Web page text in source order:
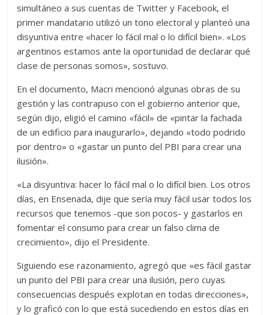
simultáneo a sus cuentas de Twitter y Facebook, el
primer mandatario utilizó un tono electoral y planteó una
disyuntiva entre «hacer lo fácil mal o lo difícil bien». «Los
argentinos estamos ante la oportunidad de declarar qué
clase de personas somos», sostuvo.
En el documento, Macri mencionó algunas obras de su
gestión y las contrapuso con el gobierno anterior que,
según dijo, eligió el camino «fácil» de «pintar la fachada
de un edificio para inaugurarlo», dejando «todo podrido
por dentro» o «gastar un punto del PBI para crear una
ilusión».
«La disyuntiva: hacer lo fácil mal o lo difícil bien. Los otros
días, en Ensenada, dije que sería muy fácil usar todos los
recursos que tenemos -que son pocos- y gastarlos en
fomentar el consumo para crear un falso clima de
crecimiento», dijo el Presidente.
Siguiendo ese razonamiento, agregó que «es fácil gastar
un punto del PBI para crear una ilusión, pero cuyas
consecuencias después explotan en todas direcciones»,
y lo graficó con lo que está sucediendo en estos días en